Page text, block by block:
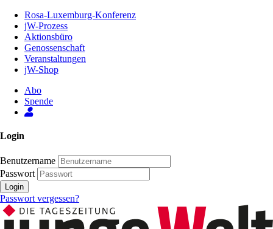
Inhalt
Seite
Rosa-Luxemburg-Konferenz
jW-Prozess
Aktionsbüro
Genossenschaft
Veranstaltungen
jW-Shop
Abo
Spende
Login
Benutzername
Passwort
Login
Passwort vergessen?